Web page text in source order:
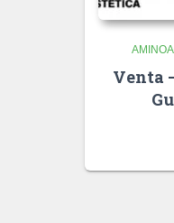
Venta